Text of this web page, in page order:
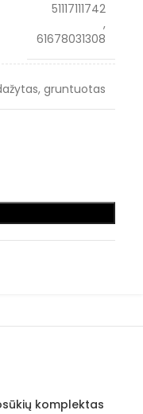
51117111742
,
61678031308
gruntuotas
komplektas